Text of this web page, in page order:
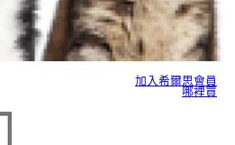
加入希爾思會員
哪裡買